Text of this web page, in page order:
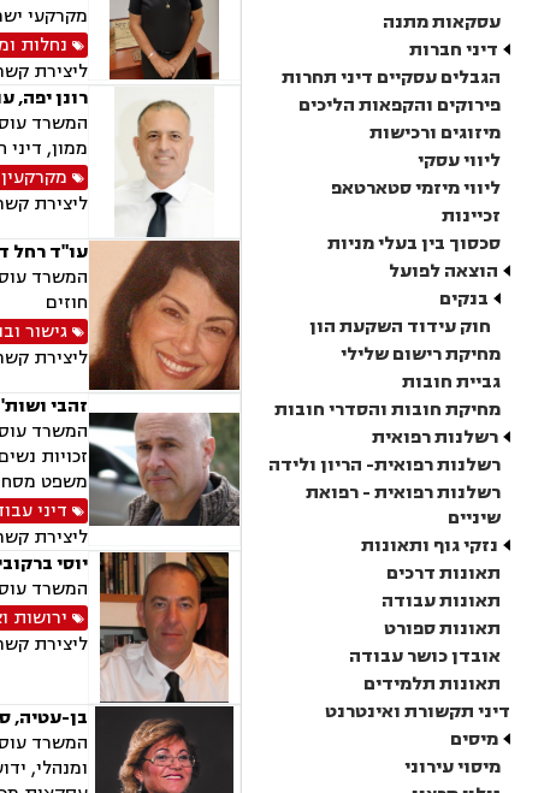
עסקאות מתנה
דיני חברות
הגבלים עסקיים דיני תחרות
פירוקים והקפאות הליכים
מיזוגים ורכישות
ליווי עסקי
ליווי מיזמי סטארטאפ
זכיינות
סכסוך בין בעלי מניות
הוצאה לפועל
בנקים
חוק עידוד השקעת הון
מחיקת רישום שלילי
גביית חובות
מחיקת חובות והסדרי חובות
רשלנות רפואית
רשלנות רפואית- הריון ולידה
רשלנות רפואית - רפואת
שיניים
נזקי גוף ותאונות
תאונות דרכים
תאונות עבודה
תאונות ספורט
אובדן כושר עבודה
תאונות תלמידים
דיני תקשורת ואינטרנט
מיסים
מיסוי עירוני
מקרקעי
נחלות
ליצירת
רונן יפה,
ממון,
ליצירת
עו"ד רחל
המשרד
חוזים
גישור
ליצירת
זהבי
המשרד
זכויות
משפט
דיני
ליצירת
יוסי
המשרד
ירושות
ליצירת
בן-עטיה,
המשרד